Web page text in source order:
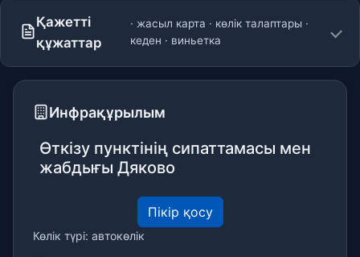
Қажетті
құжаттар
· жасыл карта · көлік талаптары ·
кеден · виньетка
Инфрақұрылым
Өткізу пунктінің сипаттамасы мен
жабдығы Дяково
Пікір қосу
Көлік түрі: автокөлік